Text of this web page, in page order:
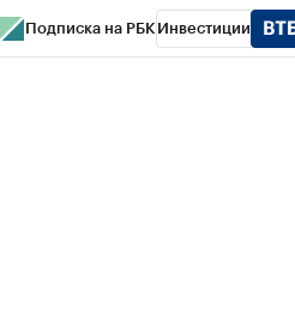
Подписка на РБК Инвестиции